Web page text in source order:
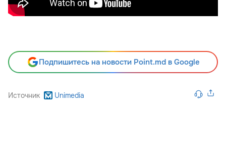
Подпишитесь на новости Point.md в Google
Источник Unimedia